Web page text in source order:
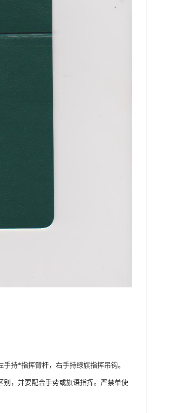
持*指挥臂杆，右手持绿旗指挥吊钩。
，并要配合手势或旗语指挥。严禁单使